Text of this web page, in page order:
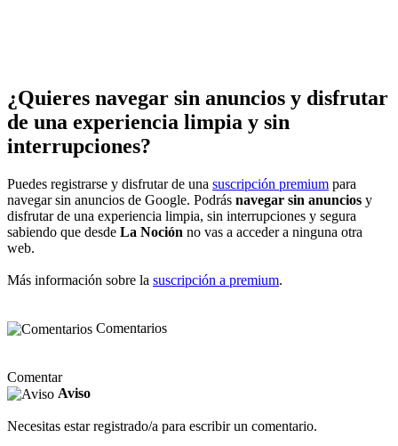
¿Quieres navegar sin anuncios y disfrutar
de una experiencia limpia y sin
interrupciones?
Puedes registrarse y disfrutar de una suscripción premium para
navegar sin anuncios de Google. Podrás navegar sin anuncios y
disfrutar de una experiencia limpia, sin interrupciones y segura
sabiendo que desde La Noción no vas a acceder a ninguna otra
web.
Más información sobre la suscripción a premium.
Comentarios
Comentar
Aviso
Necesitas estar registrado/a para escribir un comentario.